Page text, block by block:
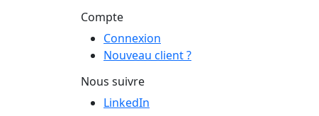
Compte
Connexion
Nouveau client ?
Nous suivre
LinkedIn